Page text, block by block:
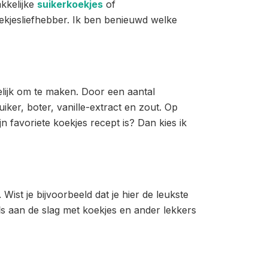
suikerkoekjes of
Ik ben benieuwd welke
om te maken. Door een aantal
boter, vanille-extract en zout. Op
favoriete koekjes recept is? Dan kies ik
je bijvoorbeeld dat je hier de leukste
de slag met koekjes en ander lekkers